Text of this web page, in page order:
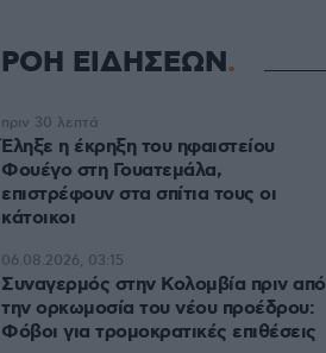
ΡΟΗ ΕΙΔΗΣΕΩΝ
Έληξε η έκρηξη του ηφαιστείου
Φουέγο στη Γουατεμάλα,
επιστρέφουν στα σπίτια τους οι
κάτοικοι
πριν 30 λεπτά
Συναγερμός στην Κολομβία πριν από
την ορκωμοσία του νέου προέδρου:
Φόβοι για τρομοκρατικές επιθέσεις
06.08.2026, 03:15